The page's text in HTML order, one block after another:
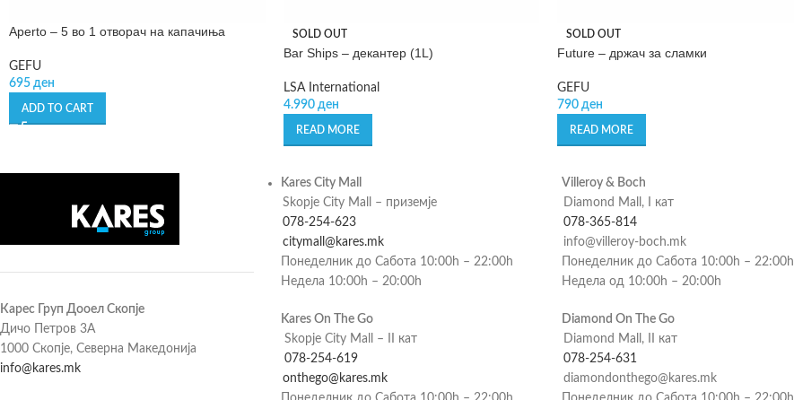
Aperto – 5 во 1 отворач на капачиња
GEFU
695 ден
ADD TO CART
SOLD OUT
Bar Ships – декантер (1L)
LSA International
4.990 ден
READ MORE
SOLD OUT
Future – држач за сламки
GEFU
790 ден
READ MORE
Карес Груп Дооел Скопје
Дичо Петров 3А
1000 Скопје, Северна Македонија
info@kares.mk
Kares City Mall
Skopje City Mall – приземје
078-254-623
citymall@kares.mk
Понеделник до Сабота 10:00h – 22:00h
Недела 10:00h – 20:00h
Kares On The Go
Skopje City Mall – II кат
078-254-619
onthego@kares.mk
Villeroy & Boch
Diamond Mall, I кат
078-365-814
info@villeroy-boch.mk
Понеделник до Сабота 10:00h – 22:00h
Недела од 10:00h – 20:00h
Diamond On The Go
Diamond Mall, II кат
078-254-631
diamondonthego@kares.mk